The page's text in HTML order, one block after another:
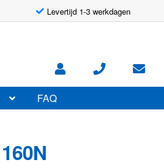
Levertijd 1-3 werkdagen
FAQ